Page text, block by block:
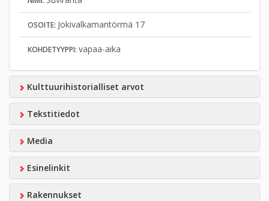
OSOITE: Jokivalkamantörmä 17
KOHDETYYPPI: vapaa-aika
Kulttuurihistorialliset arvot
Tekstitiedot
Media
Esinelinkit
Rakennukset